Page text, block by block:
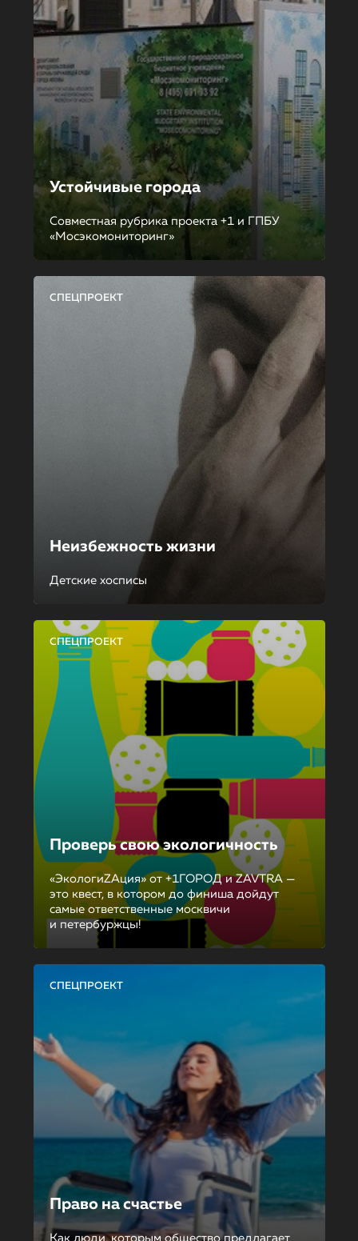
Устойчивые города
Совместная рубрика проекта +1 и ГПБУ
«Мосэкомониторинг»
СПЕЦПРОЕКТ
Неизбежность жизни
Детские хосписы
СПЕЦПРОЕКТ
Проверь свою экологичность
«ЭкологиZAция» от +1ГОРОД и ZAVTRA —
это квест, в котором до финиша дойдут
самые ответственные москвичи
и петербуржцы!
СПЕЦПРОЕКТ
Право на счастье
Как люди, которым общество предлагает